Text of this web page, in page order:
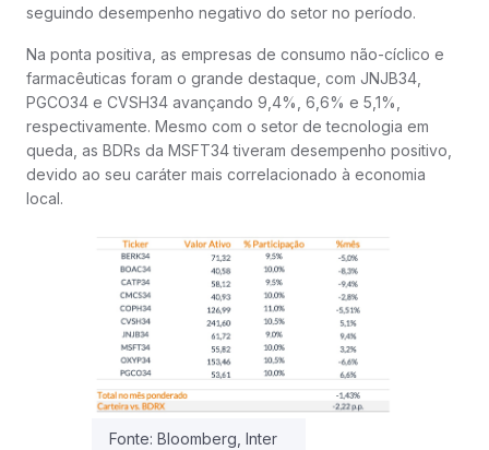
seguindo desempenho negativo do setor no período.
Na ponta positiva, as empresas de consumo não-cíclico e
farmacêuticas foram o grande destaque, com JNJB34,
PGCO34 e CVSH34 avançando 9,4%, 6,6% e 5,1%,
respectivamente. Mesmo com o setor de tecnologia em
queda, as BDRs da MSFT34 tiveram desempenho positivo,
devido ao seu caráter mais correlacionado à economia
local.
Fonte: Bloomberg, Inter